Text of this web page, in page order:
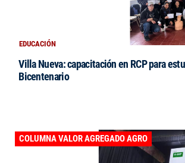
EDUCACIÓN
Villa Nueva: capacitación en RCP para
Bicentenario
COLUMNA VALOR AGREGADO AGRO